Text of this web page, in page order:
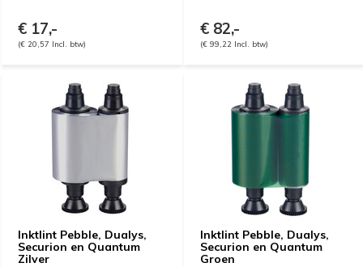
€ 17,-
(€ 20,57 Incl. btw)
€ 82,-
(€ 99,22 Incl. btw)
Inktlint Pebble, Dualys,
Securion en Quantum
Zilver
Inktlint Pebble, Dualys,
Securion en Quantum
Groen